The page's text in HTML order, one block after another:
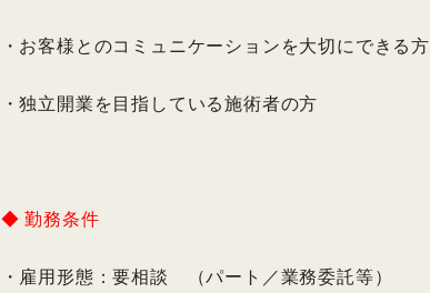
・お客様とのコミュニケーションを大切にできる方
・独立開業を目指している施術者の方
◆ 勤務条件
・雇用形態：要相談 （パート／業務委託等）